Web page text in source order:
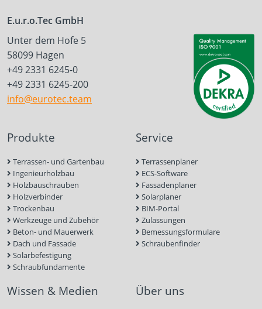
E.u.r.o.Tec GmbH
Unter dem Hofe 5
58099 Hagen
+49 2331 6245-0
+49 2331 6245-200
info@eurotec.team
Produkte
Terrassen- und Gartenbau
Ingenieurholzbau
Holzbauschrauben
Holzverbinder
Trockenbau
Werkzeuge und Zubehör
Beton- und Mauerwerk
Dach und Fassade
Solarbefestigung
Schraubfundamente
Service
Terrassenplaner
ECS-Software
Fassadenplaner
Solarplaner
BIM-Portal
Zulassungen
Bemessungsformulare
Schraubenfinder
Wissen & Medien Über uns